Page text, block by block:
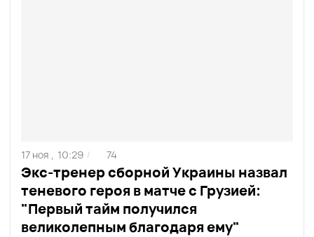
Экс-тренер сборной Украины назвал
теневого героя в матче с Грузией:
"Первый тайм получился
великолепным благодаря ему"
17 ноя , 10:29 / 74